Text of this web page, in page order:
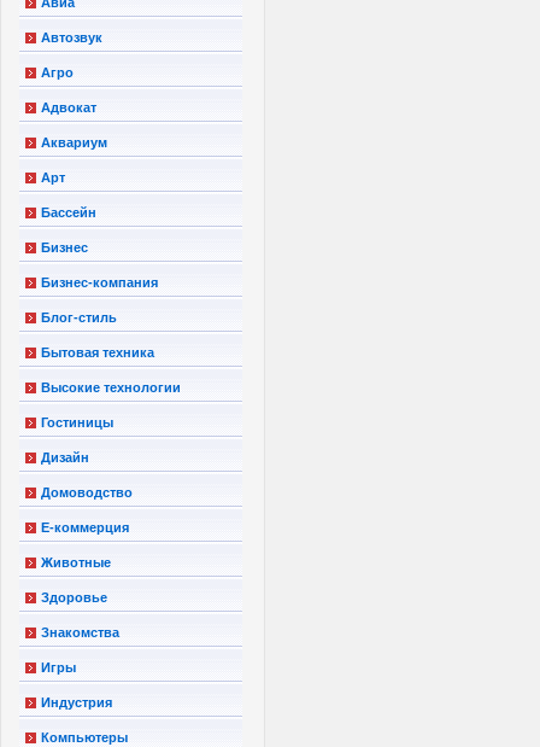
Автозвук
Агро
Адвокат
Аквариум
Арт
Бассейн
Бизнес
Бизнес-компания
Блог-стиль
Бытовая техника
Высокие технологии
Гостиницы
Дизайн
Домоводство
Е-коммерция
Животные
Здоровье
Знакомства
Игры
Индустрия
Компьютеры